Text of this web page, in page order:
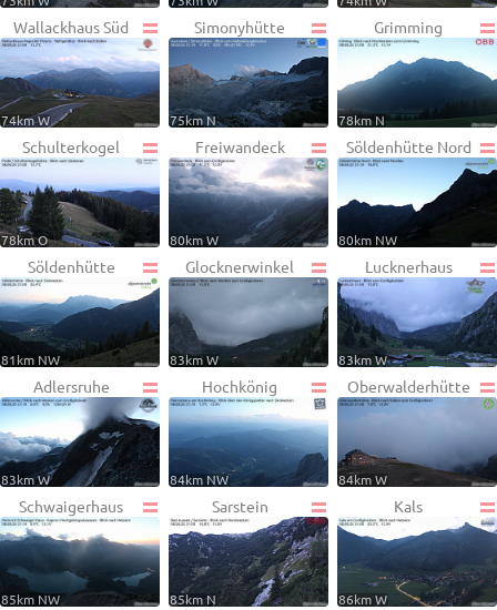
Wallackhaus Süd
74km W
Simonyhütte
75km N
Grimming
78km N
Schulterkogel
78km O
Freiwandeck
80km W
Söldenhütte Nord
80km NW
Söldenhütte
81km NW
Glocknerwinkel
83km W
Lucknerhaus
83km W
Adlersruhe
83km W
Hochkönig
84km NW
Oberwalderhütte
84km W
Schwaigerhaus
85km NW
Sarstein
85km N
Kals
86km W